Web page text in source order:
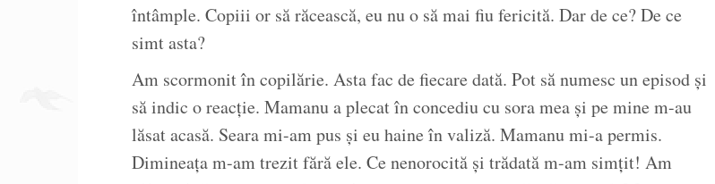
întâmple. Copiii or să răcească, eu nu o să mai fiu fericită. Dar de ce? De ce
simt asta?
Am scormonit în copilărie. Asta fac de fiecare dată. Pot să numesc un episod și
să indic o reacție. Mamanu a plecat în concediu cu sora mea și pe mine m-au
lăsat acasă. Seara mi-am pus și eu haine în valiză. Mamanu mi-a permis.
Dimineața m-am trezit fără ele. Ce nenorocită și trădată m-am simțit! Am